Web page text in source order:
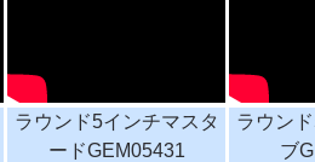
ラウンド5インチマスタ
ードGEM05431
ラウン
ブ